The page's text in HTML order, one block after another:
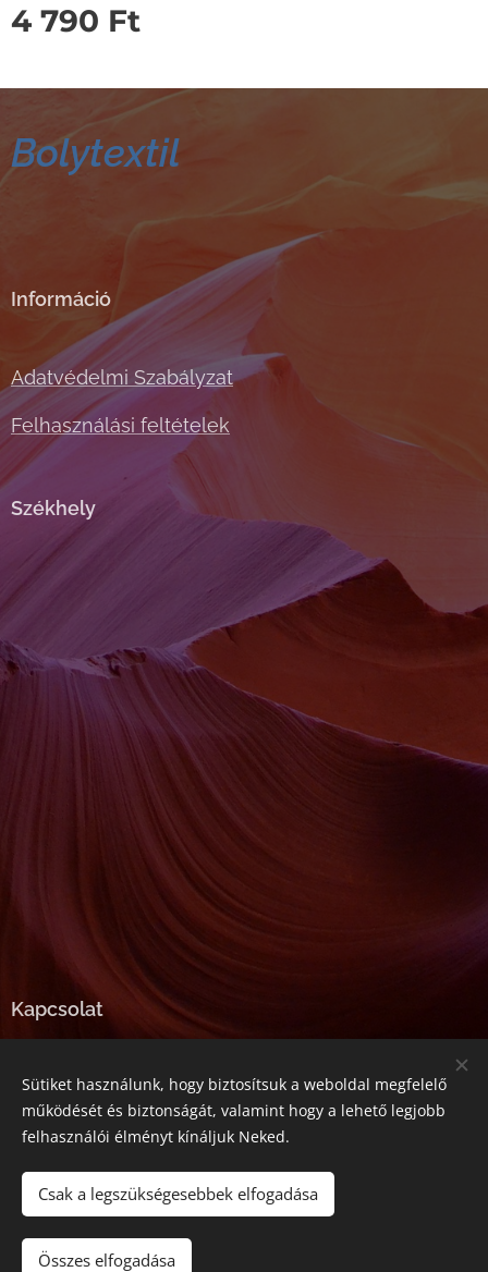
4 790 Ft
Bolytextil
Információ
Adatvédelmi Szabályzat
Felhasználási feltételek
Székhely
Kapcsolat
Telefonszám:+36-20-357-5545
Sütiket használunk, hogy biztosítsuk a weboldal megfelelő
működését és biztonságát, valamint hogy a lehető legjobb
felhasználói élményt kínáljuk Neked.
Csak a legszükségesebbek elfogadása
Összes elfogadása